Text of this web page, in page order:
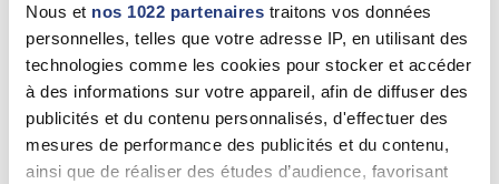
Nous et nos 1022 partenaires traitons vos données
personnelles, telles que votre adresse IP, en utilisant des
technologies comme les cookies pour stocker et accéder
à des informations sur votre appareil, afin de diffuser des
publicités et du contenu personnalisés, d'effectuer des
mesures de performance des publicités et du contenu,
ainsi que de réaliser des études d’audience, favorisant
32 - Gers
PATRICK LACHAPELE
Auch (32000)
0562051126